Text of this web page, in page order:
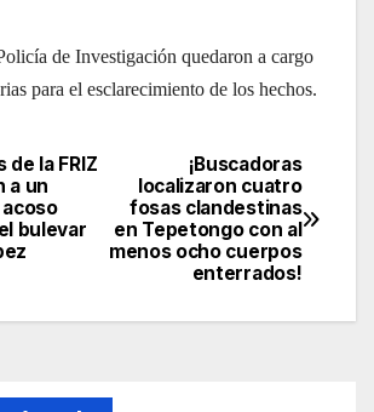
de Investigación quedaron a cargo
para el esclarecimiento de los hechos.
¡Buscadoras
localizaron cuatro
fosas clandestinas
en Tepetongo con al
menos ocho cuerpos
enterrados!
de la FRIZ
a un
bulevar